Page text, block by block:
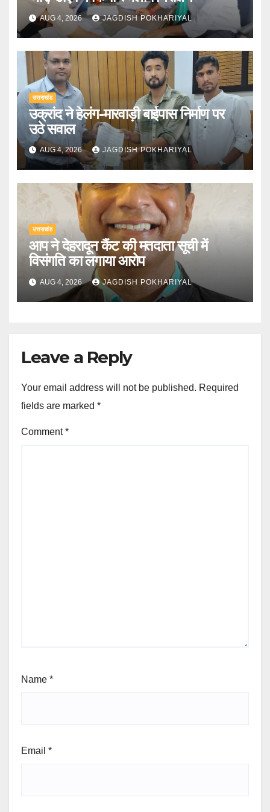
AUG 4, 2026 JAGDISH POKHARIYAL
उत्तराखंड
उक्रांद ने हेलंग-मारवाड़ी बाईपास निर्माण पर
उठे सवाल
AUG 4, 2026 JAGDISH POKHARIYAL
उत्तराखंड
आप ने देहरादून कैंट की मतदाता सूची में
विसंगति का लगाया आरोप
AUG 4, 2026 JAGDISH POKHARIYAL
Leave a Reply
Your email address will not be published. Required
fields are marked *
Comment*
Name *
Email *